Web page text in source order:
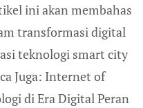
ini akan membahas
transformasi digital
teknologi smart city
Juga: Internet of
di Era Digital Peran